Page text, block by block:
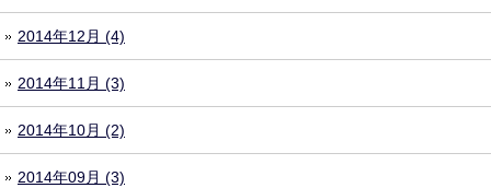
2014年12月 (4)
2014年11月 (3)
2014年10月 (2)
2014年09月 (3)